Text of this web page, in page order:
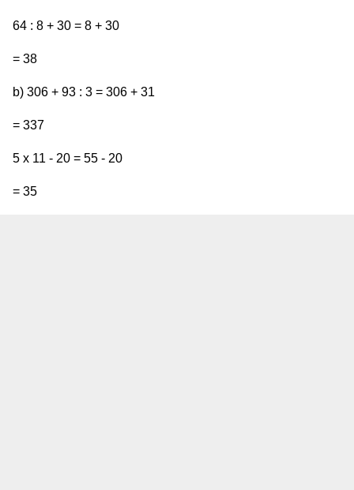
64 : 8 + 30 = 8 + 30
= 38
b) 306 + 93 : 3 = 306 + 31
= 337
5 x 11 - 20 = 55 - 20
= 35